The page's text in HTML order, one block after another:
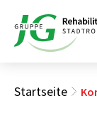
Startseite